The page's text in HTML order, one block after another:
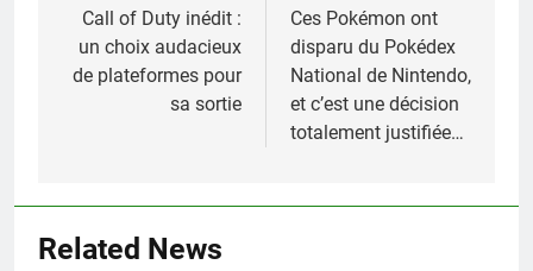
de
l’article
Call of Duty inédit :
un choix audacieux
de plateformes pour
sa sortie
Ces Pokémon ont
disparu du Pokédex
National de Nintendo,
et c’est une décision
totalement justifiée…
Related News